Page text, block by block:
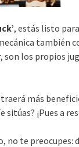
, estás listo
también
los propios
más
sitúas? ¡Pues a
no te preocupes: